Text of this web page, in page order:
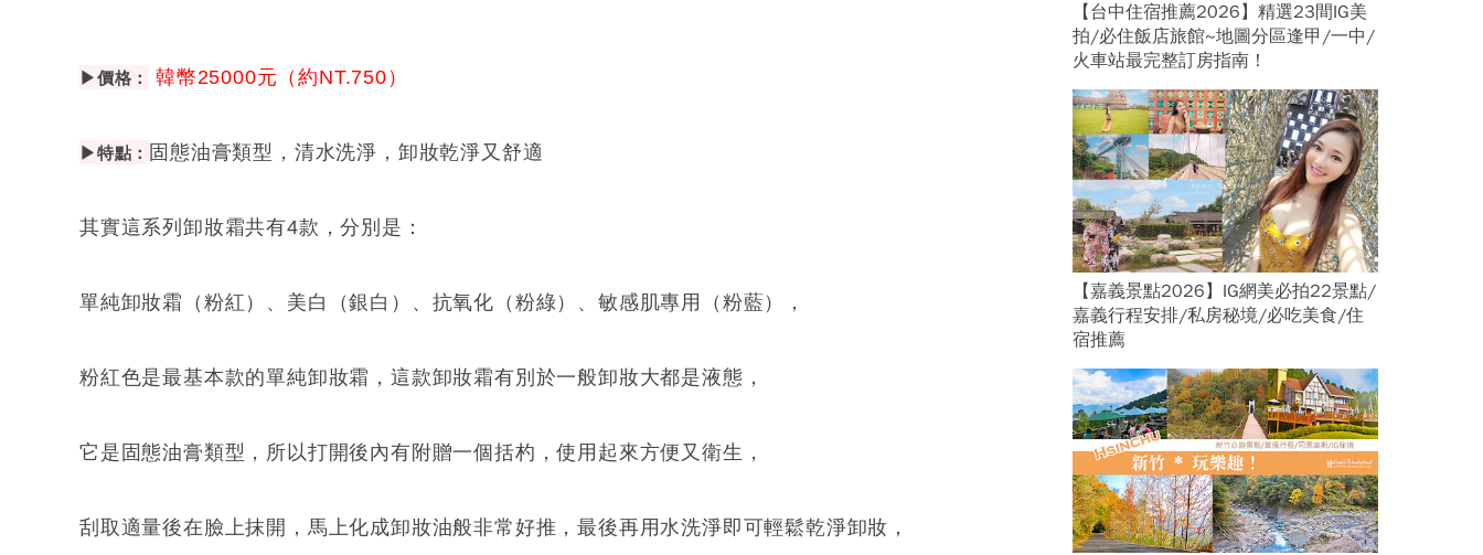
▶價格： 韓幣25000元（約NT.750）
▶特點： 固態油膏類型，清水洗淨，卸妝乾淨又舒適
其實這系列卸妝霜共有4款，分別是：
單純卸妝霜（粉紅）、美白（銀白）、抗氧化（粉綠）、敏感肌專用（粉藍），
粉紅色是最基本款的單純卸妝霜，這款卸妝霜有別於一般卸妝大都是液態，
它是固態油膏類型，所以打開後內有附贈一個括杓，使用起來方便又衛生，
刮取適量後在臉上抹開，馬上化成卸妝油般非常好推，最後再用水洗淨即可輕鬆乾淨卸妝，
【台中住宿推薦2026】精選23間IG美
拍/必住飯店旅館~地圖分區逢甲/一中/
火車站最完整訂房指南！
【嘉義景點2026】IG網美必拍22景點/
嘉義行程安排/私房秘境/必吃美食/住
宿推薦